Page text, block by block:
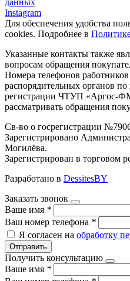
Instagram
Для обеспечения удобства
cookies. Подробнее в
Указанные контакты также
вопросам обращения
Номера телефонов
распорядительных органов по
регистрации ЧТУП «Аргос-
рассматривать обращения
Св-во о госрегистрации
Зарегистрировано
Могилёва.
Зарегистрирован в торговом
Разработано в DessitesBY
Заказать звонок
Ваше имя *
Ваш номер телефона *
Я согласен на обработку
Отправить
Получить консультацию
Ваше имя *